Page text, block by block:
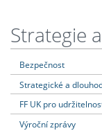
Strategie
Bezpečnost
Strategické a
FF UK pro
Výroční zprávy